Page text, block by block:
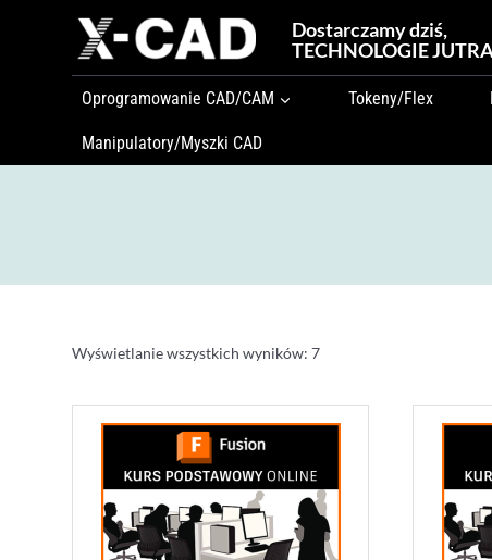
Dostarczamy dziś,
TECHNOLOGIE
Oprogramowanie CAD/CAM Tokeny/Flex
Manipulatory/Myszki CAD
Wyświetlanie wszystkich wyników: 7